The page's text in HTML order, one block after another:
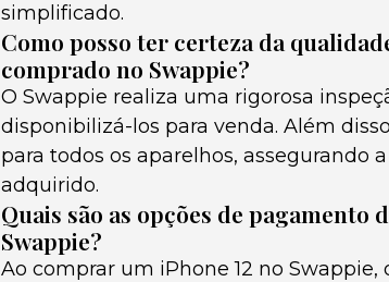
simplificado.
Como posso ter certeza da
comprado no Swappie?
O Swappie realiza uma rigorosa
disponibilizá-los para venda. Além
para todos os aparelhos, assegurando
adquirido.
Quais são as opções de pagamento
Swappie?
Ao comprar um iPhone 12 no